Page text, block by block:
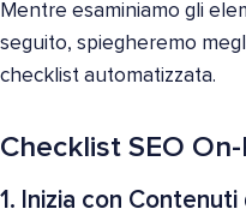
Mentre esaminiamo gli
seguito, spiegheremo
checklist automatizzata.
Checklist SEO
1. Inizia con